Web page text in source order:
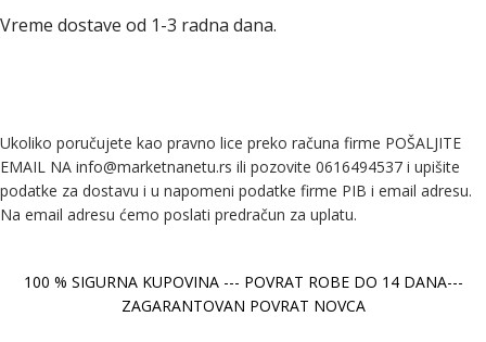
Vreme dostave od 1-3 radna dana.
Ukoliko poručujete kao pravno lice preko računa firme POŠALJITE
EMAIL NA info@marketnanetu.rs ili pozovite 0616494537 i upišite
podatke za dostavu i u napomeni podatke firme PIB i email adresu.
Na email adresu ćemo poslati predračun za uplatu.
100 % SIGURNA KUPOVINA --- POVRAT ROBE DO 14 DANA---
ZAGARANTOVAN POVRAT NOVCA